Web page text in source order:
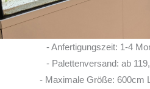
LISA
10. JUNI
- Anfertigungszeit: 1-4
- Palettenversand: ab
- Maximale Größe: 600cm